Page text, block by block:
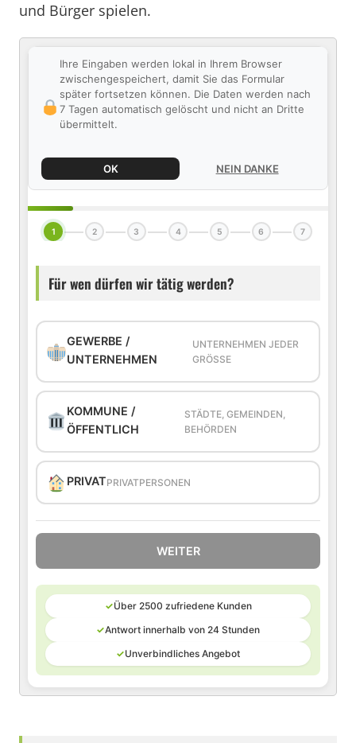
und Bürger spielen.
Ihre Eingaben werden lokal in Ihrem Browser
zwischengespeichert, damit Sie das Formular
später fortsetzen können. Die Daten werden nach
7 Tagen automatisch gelöscht und nicht an Dritte
übermittelt.
OK NEIN DANKE
1 2 3 4 5 6 7
Für wen dürfen wir tätig werden?
GEWERBE /
UNTERNEHMEN
UNTERNEHMEN JEDER
GRÖSSE
KOMMUNE /
ÖFFENTLICH
STÄDTE, GEMEINDEN,
BEHÖRDEN
PRIVATPRIVATPERSONEN
WEITER
✓Über 2500 zufriedene Kunden
✓Antwort innerhalb von 24 Stunden
✓Unverbindliches Angebot